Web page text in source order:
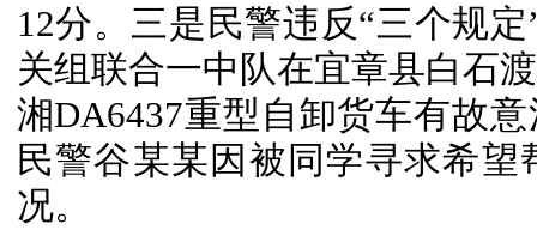
12分。三是民警违反“三个规
关组联合一中队在宜章县白石
湘DA6437重型自卸货车有故
民警谷某某因被同学寻求希
况。